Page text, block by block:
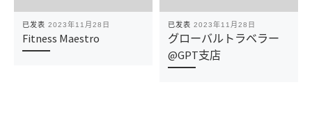
已发表 2023年11月28日
Fitness Maestro
已发表 2023年11月28日
グローバルトラベラー
@GPT支店